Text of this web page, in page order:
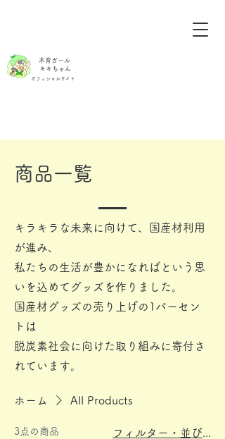
木育ガール
キキちゃん
オフィシャルサイト
商品一覧
キラキラな未来に向けて、国産材利用
が進み、
私たちの生活が豊かになればという思
いを込めてグッズを作りました。
国産材グッズの売り上げの1パーセン
トは
脱炭素社会に向けた取り組みに寄付さ
れています。
ホーム All Products
3点の商品 フィルター・並び替え